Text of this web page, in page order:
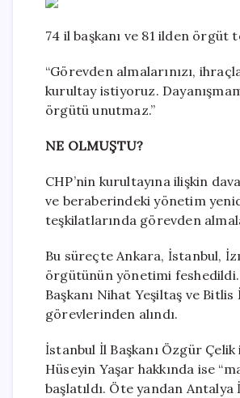
74 il başkanı ve 81 ilden örgüt
“Görevden almalarınızı,
kurultay istiyoruz.
örgütü unutmaz.”
NE OLMUŞTU?
CHP’nin kurultayına ilişkin
ve beraberindeki yönetim
teşkilatlarında görevden
Bu süreçte Ankara, İstanbul,
örgütünün yönetimi feshedildi.
Başkanı Nihat Yeşiltaş ve
görevlerinden alındı.
İstanbul İl Başkanı Özgür
Hüseyin Yaşar hakkında ise
başlatıldı. Öte yandan Antalya